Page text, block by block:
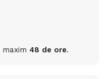
maxim 48 de ore.